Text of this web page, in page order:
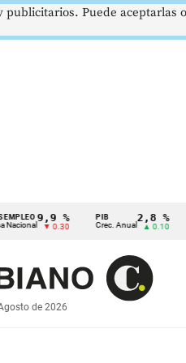
9,9 %
▼ 0.30
PIB
Crec. Anual
2,8 %
▲ 0.10
TRM
Tasa
de 2026
Puede aceptarlas